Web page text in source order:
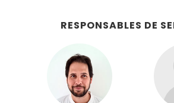
RESPONSABLES DE